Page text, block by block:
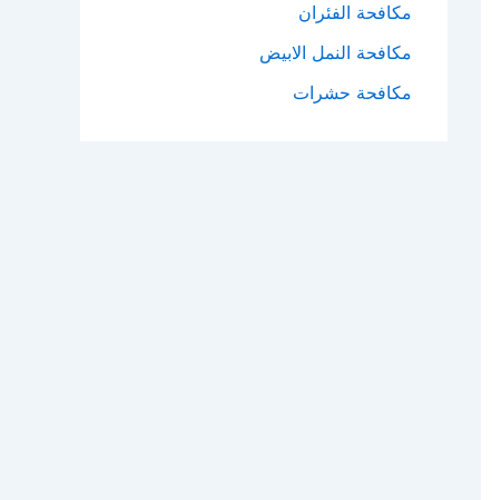
مكافحة الفئران​
مكافحة النمل الابيض​
مكافحة حشرات